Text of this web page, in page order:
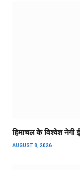
हिमाचल के विश्वेश नेगी
AUGUST 8, 2026